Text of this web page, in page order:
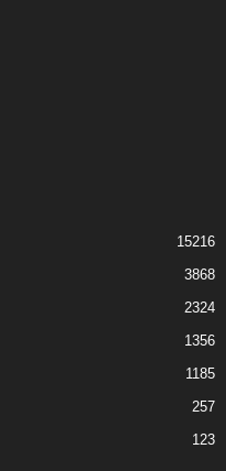
15216
3868
2324
1356
1185
257
123